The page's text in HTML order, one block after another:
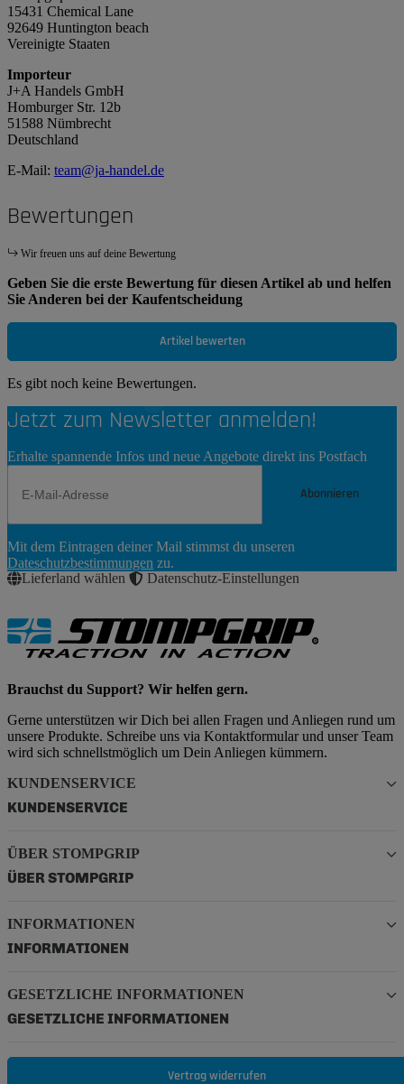
15431 Chemical Lane
92649 Huntington beach
Vereinigte Staaten
Importeur
J+A Handels GmbH
Homburger Str. 12b
51588 Nümbrecht
Deutschland
E-Mail: team@ja-handel.de
Bewertungen
Wir freuen uns auf deine Bewertung
Geben Sie die erste Bewertung für diesen Artikel ab und helfen
Sie Anderen bei der Kaufentscheidung
Artikel bewerten
Es gibt noch keine Bewertungen.
Jetzt zum Newsletter anmelden!
Erhalte spannende Infos und neue Angebote direkt ins Postfach
Abonnieren
Abonnieren
Mit dem Eintragen deiner Mail stimmst du unseren
Dateschutzbestimmungen zu.
Lieferland wählen
Datenschutz-Einstellungen
Brauchst du Support? Wir helfen gern.
Gerne unterstützen wir Dich bei allen Fragen und Anliegen rund um
unsere Produkte. Schreibe uns via Kontaktformular und unser Team
wird sich schnellstmöglich um Dein Anliegen kümmern.
KUNDENSERVICE
KUNDENSERVICE
ÜBER STOMPGRIP
ÜBER STOMPGRIP
INFORMATIONEN
INFORMATIONEN
GESETZLICHE INFORMATIONEN
GESETZLICHE INFORMATIONEN
Vertrag widerrufen